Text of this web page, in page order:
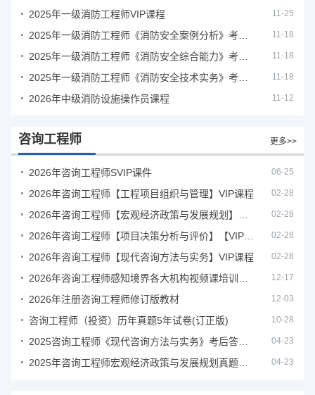
2025年一级消防工程师VIP课程 11-25
11-18
11-18
11-18
2026年中级消防设施操作员课程 11-12
咨询工程师 更多>>
2026年咨询工程师SVIP课件 06-25
2026年咨询工程师【工程项目组织与管理】VIP课程 02-28
02-28
02-28
2026年咨询工程师【现代咨询方法与实务】VIP课程 02-28
12-17
2026年注册咨询工程师修订版教材 12-03
咨询工程师（投资）历年真题5年试卷(订正版) 10-28
04-23
04-23